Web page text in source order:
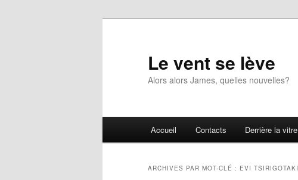
Le vent se lève
Alors alors James, quelles nouvelles?
Accueil Contacts Derrière la vitre
ARCHIVES PAR MOT-CLÉ : EVI TSIRIGOTAKI